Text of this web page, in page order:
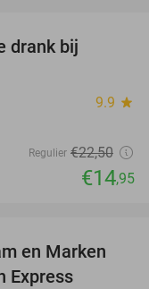
drank bij
9.9 star
Regulier €22,50
€14,95
55%
en Marken
Express